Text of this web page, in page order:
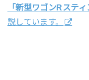
「新型ワゴンRステ
説しています。